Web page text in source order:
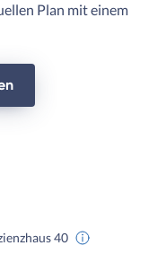
Plan mit einem
40